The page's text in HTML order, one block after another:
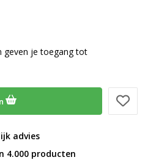
geven je toegang tot
advies
4.000 producten